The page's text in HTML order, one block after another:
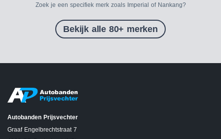
Zoek je een specifiek merk zoals Imperial of Nankang?
Bekijk alle 80+ merken
Autobanden Prijsvechter
Graaf Engelbrechtstraat 7